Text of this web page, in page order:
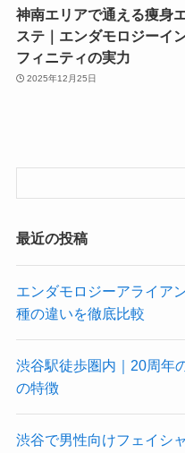
神南エリアで通える痩身
ステ｜エンダモロジーイ
フィニティの実力
2025年12月25日
最近の投稿
エンダモロジーアライア
種の違いを徹底比較
渋谷駅徒歩圏内｜20周年
の特徴
渋谷で男性向けフェイシ